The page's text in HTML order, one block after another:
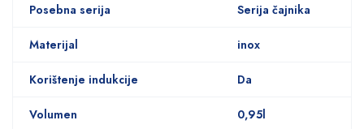
Posebna serija Serija čajnika
Materijal inox
Korištenje indukcije Da
Volumen 0,95l